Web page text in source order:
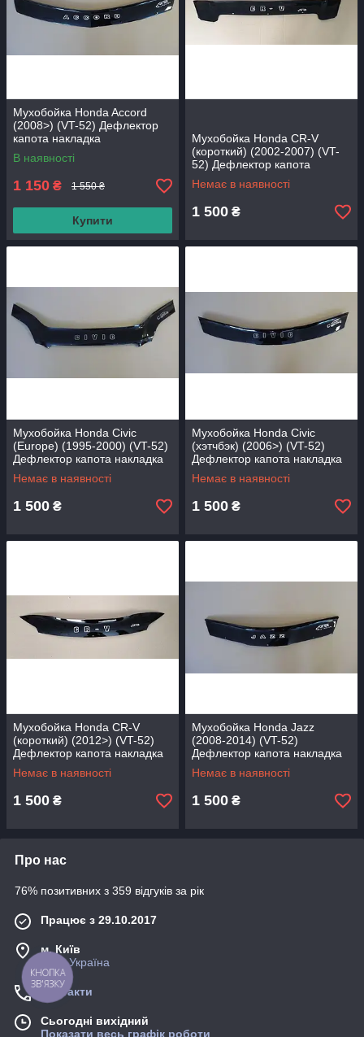
Мухобойка Honda Accord
(2008>) (VT-52) Дефлектор
капота накладка
В наявності
1 150 ₴ 1 550 ₴
Купити
Мухобойка Honda CR-V
(короткий) (2002-2007) (VT-
52) Дефлектор капота
накладка
Немає в наявності
1 500 ₴
Мухобойка Honda Civic
(Europe) (1995-2000) (VT-52)
Дефлектор капота накладка
Немає в наявності
1 500 ₴
Мухобойка Honda Civic
(хэтчбэк) (2006>) (VT-52)
Дефлектор капота накладка
Немає в наявності
1 500 ₴
Мухобойка Honda CR-V
(короткий) (2012>) (VT-52)
Дефлектор капота накладка
Немає в наявності
1 500 ₴
Мухобойка Honda Jazz
(2008-2014) (VT-52)
Дефлектор капота накладка
Немає в наявності
1 500 ₴
Про нас
76% позитивних з 359 відгуків за рік
Працює з 29.10.2017
м. Київ
Київ, Україна
Контакти
Сьогодні вихідний
Показати весь графік роботи
КНОПКА
ЗВ'ЯЗКУ